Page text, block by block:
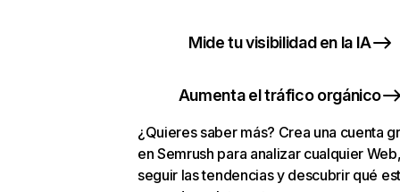
Mide tu visibilidad en la IA
Aumenta el tráfico orgánico
¿Quieres saber más? Crea una cuenta
en Semrush para analizar cualquier
seguir las tendencias y descubrir qué